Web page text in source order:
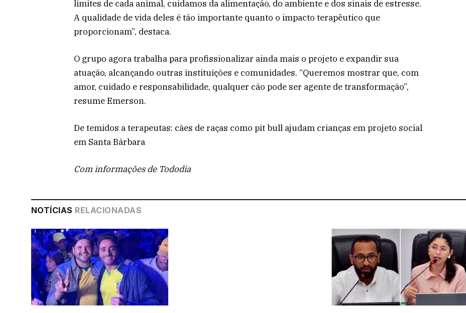
limites de cada animal, cuidamos da alimentação, do ambiente e dos sinais de estresse.
A qualidade de vida deles é tão importante quanto o impacto terapêutico que
proporcionam”, destaca.
O grupo agora trabalha para profissionalizar ainda mais o projeto e expandir sua
atuação, alcançando outras instituições e comunidades. “Queremos mostrar que, com
amor, cuidado e responsabilidade, qualquer cão pode ser agente de transformação”,
resume Emerson.
De temidos a terapeutas: cães de raças como pit bull ajudam crianças em projeto social
em Santa Bárbara
Com informações de Tododia
NOTÍCIAS RELACIONADAS